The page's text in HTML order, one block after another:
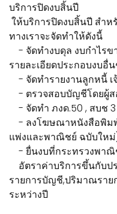
บริการปิดงบสิ้นปี
ให้บริการปิดงบสิ้นปี สำ
ทางเราจะจัดทำให้ดังนี้
- จัดทำงบดุล งบกำไร
รายละเอียดประกอบงบอื่น
- จัดทำรายงานลูกหนี้ เ
- ตรวจสอบบัญชีโดยผู้
- จัดทำ ภงด.50 , สบช
- ลงโฆษณาหนังสือพิม
แพ่งและพาณิชย์ ฉบับให
- ยื่นงบที่กระทรวงพาณิ
อัตราค่าบริการขึ้นกับป
รายการบัญชี,ปริมาณราย
ระหว่างปี